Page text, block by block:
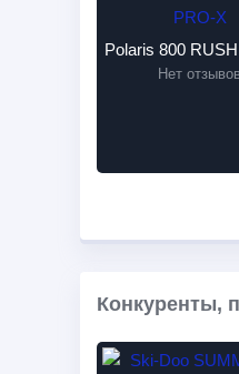
Polaris 800
Нет
Конкуренты,